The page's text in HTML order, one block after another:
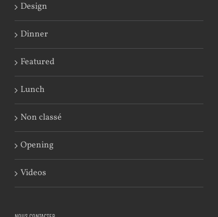
Design
Dinner
Featured
Lunch
Non classé
Opening
Videos